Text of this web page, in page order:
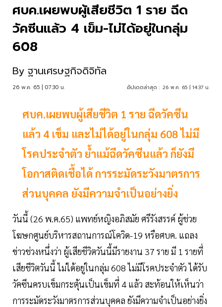
ศบค.เผยพบผู้เสียชีวิต 1 ราย ฉีด
วัคซีนแล้ว 4 เข็ม-ไม่ได้อยู่ในกลุ่ม
608
By ฐานเศรษฐกิจดิจิทัล
26 พ.ค. 65 | 07:30 น. อัปเดตล่าสุด : 26 พ.ค. 65 | 14:37 น.
ศบค.เผยพบผู้เสียชีวิต 1 ราย ฉีดวัคซีน
แล้ว 4 เข็ม และไม่ได้อยู่ในกลุ่ม 608 ไม่มี
โรคประจำตัว ย้ำแม้ฉีดวัคซีนแล้ว ก็ยังมี
โอกาสติดเชื้อได้ การระมัดระวังมาตรการ
ส่วนบุคคล ยังมีความจำเป็นอย่างยิ่ง
วันนี้ (26 พ.ค.65) แพทย์หญิงอภิสมัย ศรีรังสรรค์ ผู้ช่วย
โฆษกศูนย์บริหารสถานการณ์โควิด-19 หรือศบค. แถลง
ข่าวช่วงหนึ่งว่า ผู้เสียชีวิตวันนี้มีรายงาน 37 ราย มี 1 รายที่
เสียชีวิตวันนี้ ไม่ได้อยู่ในกลุ่ม 608 ไม่มีโรคประจำตัว ได้รับ
วัคซีนครบเข็มกระตุ้นเป็นเข็มที่ 4 แล้ว สะท้อนให้เห็นว่า
การระมัดระวังมาตรการส่วนบุคคล ยังมีความจำเป็นอย่างยิ่ง